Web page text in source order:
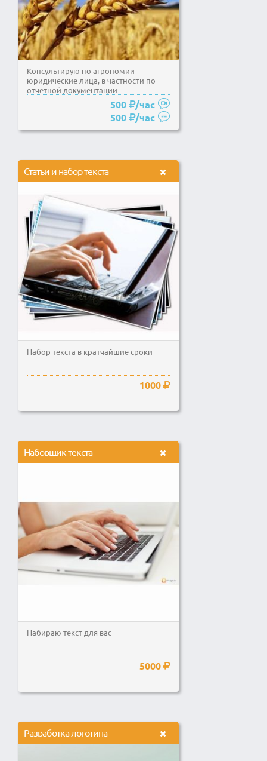
Консультирую по агрономии
юридические лица, в частности по
отчетной документации
500
/час
500
/час
Статьи и набор текста
Набор текста в кратчайшие сроки
1000
Наборщик текста
Набираю текст для вас
5000
Разработка логотипа